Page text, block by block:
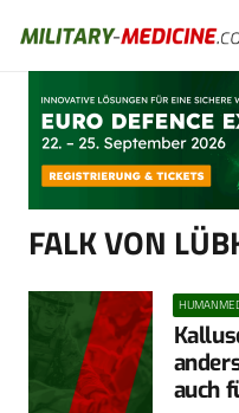
Anzeige
FALK VON
auch